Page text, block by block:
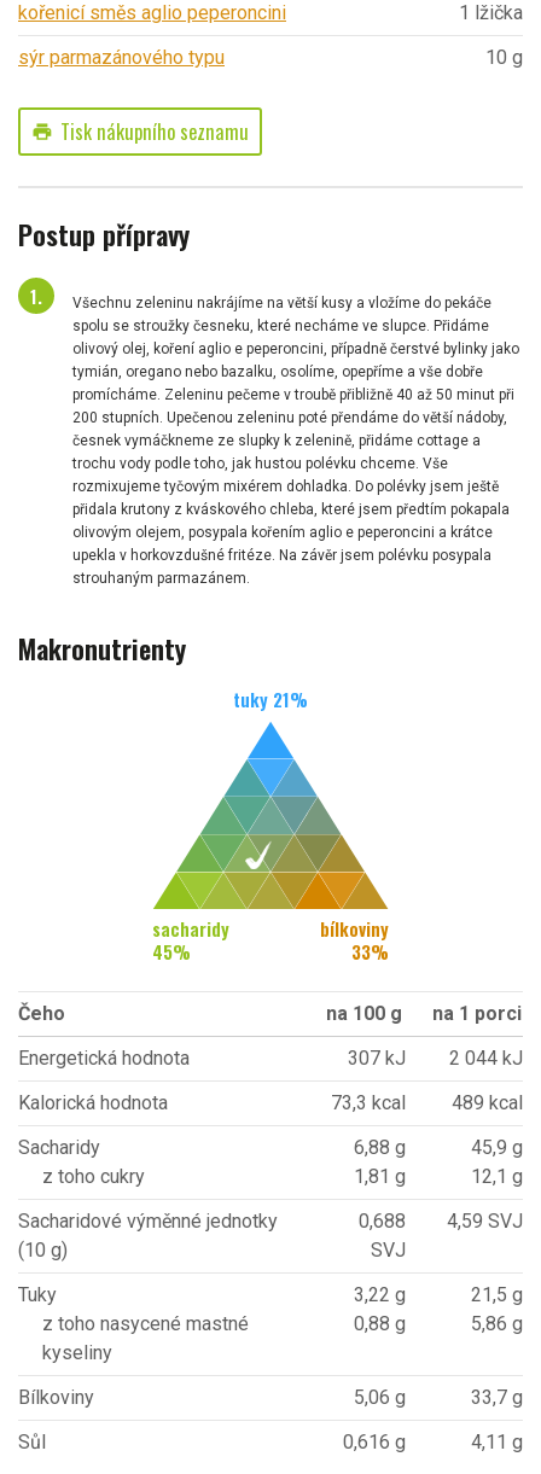
kořenicí směs aglio peperoncini
1 lžička
sýr parmazánového typu
10 g
print Tisk nákupního seznamu
Postup přípravy
Všechnu zeleninu nakrájíme na větší kusy a vložíme do pekáče
spolu se stroužky česneku, které necháme ve slupce. Přidáme
olivový olej, koření aglio e peperoncini, případně čerstvé bylinky jako
tymián, oregano nebo bazalku, osolíme, opepříme a vše dobře
promícháme. Zeleninu pečeme v troubě přibližně 40 až 50 minut při
200 stupních. Upečenou zeleninu poté přendáme do větší nádoby,
česnek vymáčkneme ze slupky k zelenině, přidáme cottage a
trochu vody podle toho, jak hustou polévku chceme. Vše
rozmixujeme tyčovým mixérem dohladka. Do polévky jsem ještě
přidala krutony z kváskového chleba, které jsem předtím pokapala
olivovým olejem, posypala kořením aglio e peperoncini a krátce
upekla v horkovzdušné fritéze. Na závěr jsem polévku posypala
strouhaným parmazánem.
Makronutrienty
tuky 21%
sacharidy
45%
bílkoviny
33%
Čeho na 100 g
na 1 porci
Energetická hodnota
307 kJ
2 044 kJ
Kalorická hodnota
73,3 kcal
489 kcal
Sacharidy
z toho cukry
6,88 g
1,81 g
45,9 g
12,1 g
Sacharidové výměnné jednotky
(10 g)
0,688
SVJ
4,59 SVJ
Tuky
z toho nasycené mastné
kyseliny
3,22 g
0,88 g
21,5 g
5,86 g
Bílkoviny 5,06 g
33,7 g
Sůl
0,616 g 4,11 g